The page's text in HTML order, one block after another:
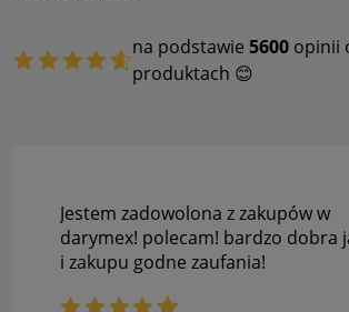
na podstawie 5600 opinii
produktach 😊
Jestem zadowolona z zakupów w
darymex! polecam! bardzo dobra
i zakupu godne zaufania!